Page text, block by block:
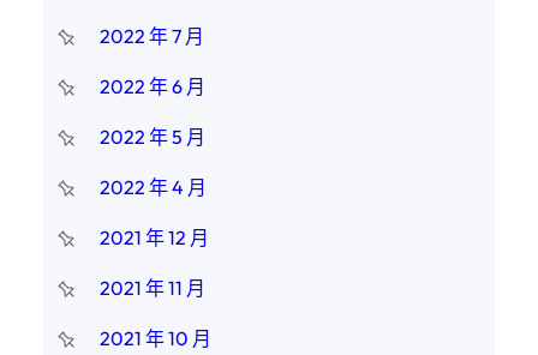
2022 年 7 月
2022 年 6 月
2022 年 5 月
2022 年 4 月
2021 年 12 月
2021 年 11 月
2021 年 10 月